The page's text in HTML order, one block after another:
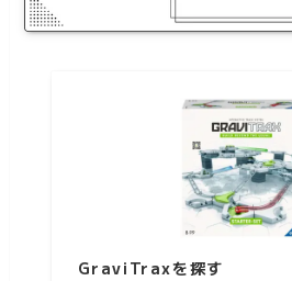
GraviTraxを探す